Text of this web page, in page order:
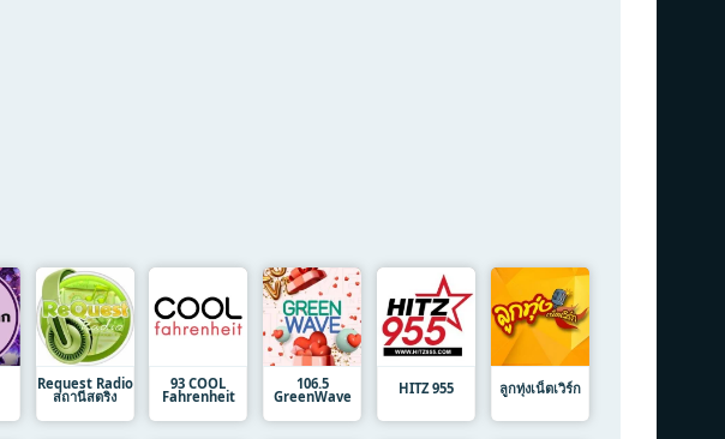
Request Radio
สถานีสตริง
93 COOL
Fahrenheit
106.5
GreenWave HITZ 955 ลูกทุ่งเน็ตเวิร์ก